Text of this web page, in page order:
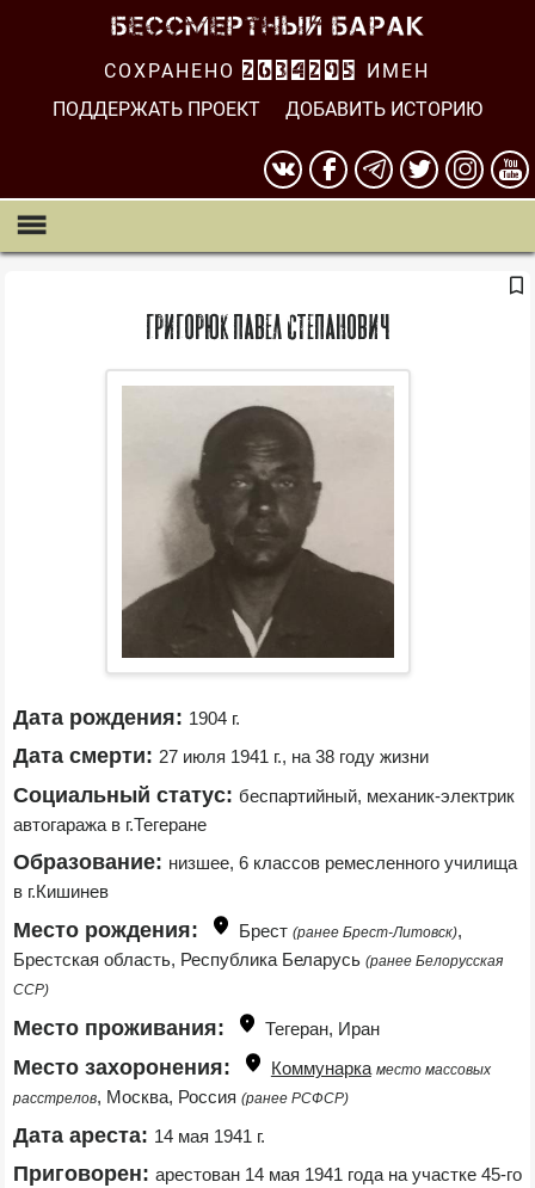
СОХРАНЕНО 2634296
ИМЕН
ПОДДЕРЖАТЬ ПРОЕКТ
ДОБАВИТЬ ИСТОРИЮ
Григорюк Павел Степанович
Дата рождения: 1904 г.
Дата смерти: 27 июля 1941 г., на 38 году жизни
Социальный статус: беспартийный, механик-электрик
автогаража в г.Тегеране
Образование: низшее, 6 классов ремесленного училища
в г.Кишинев
Место рождения: Брест (ранее Брест-Литовск),
Брестская область, Республика Беларусь (ранее Белорусская
ССР)
Место проживания: Тегеран, Иран
Место захоронения: Коммунарка место массовых
расстрелов, Москва, Россия (ранее РСФСР)
Дата ареста: 14 мая 1941 г.
Приговорен: арестован 14 мая 1941 года на участке 45-го